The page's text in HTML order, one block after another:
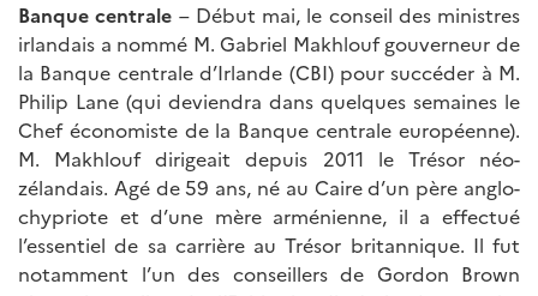
Banque centrale – Début mai, le conseil des ministres
irlandais a nommé M. Gabriel Makhlouf gouverneur de
la Banque centrale d’Irlande (CBI) pour succéder à M.
Philip Lane (qui deviendra dans quelques semaines le
Chef économiste de la Banque centrale européenne).
M. Makhlouf dirigeait depuis 2011 le Trésor néo-
zélandais. Agé de 59 ans, né au Caire d’un père anglo-
chypriote et d’une mère arménienne, il a effectué
l’essentiel de sa carrière au Trésor britannique. Il fut
notamment l’un des conseillers de Gordon Brown